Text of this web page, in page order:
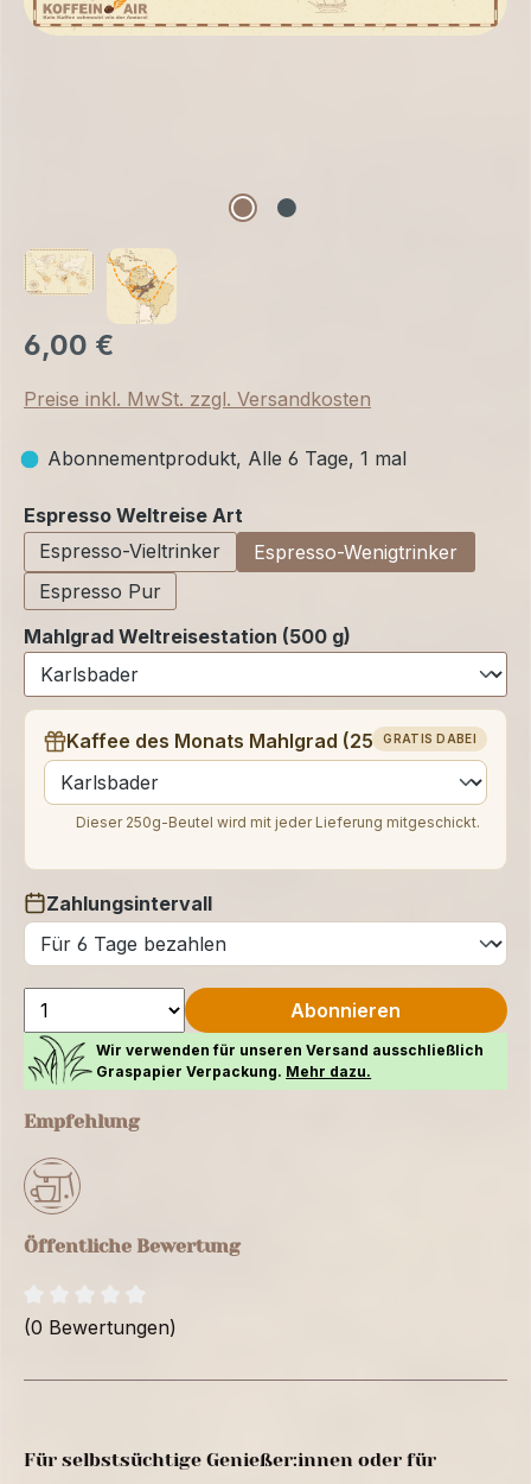
6,00 €
Preise inkl. MwSt. zzgl. Versandkosten
Abonnementprodukt, Alle 6 Tage, 1 mal
Espresso Weltreise Art
Espresso-Vieltrinker
Espresso-Wenigtrinker
Espresso Pur
Mahlgrad Weltreisestation (500 g)
GRATIS DABEI
Kaffee des Monats Mahlgrad (250 g)
auswählen
Dieser 250g-Beutel wird mit jeder Lieferung mitgeschickt.
Zahlungsintervall
auswählen
Abonnieren
Wir verwenden für unseren Versand ausschließlich
Graspapier Verpackung. Mehr dazu.
Empfehlung
Öffentliche Bewertung
(0 Bewertungen)
Für selbstsüchtige Genießer:innen oder für